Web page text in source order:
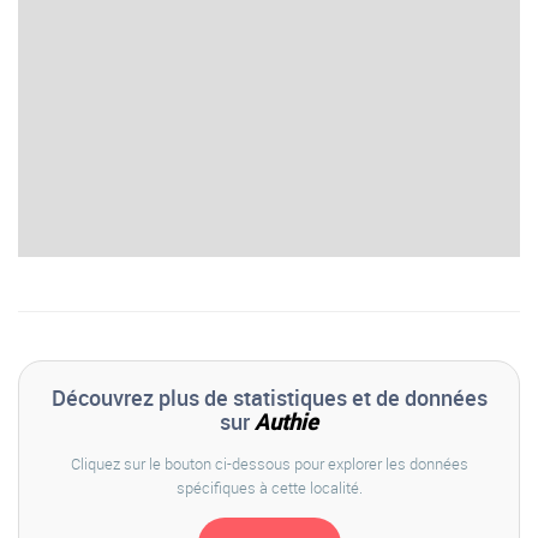
Découvrez plus de statistiques et de données
surAuthie
Cliquez sur le bouton ci-dessous pour explorer les données
spécifiques à cette localité.